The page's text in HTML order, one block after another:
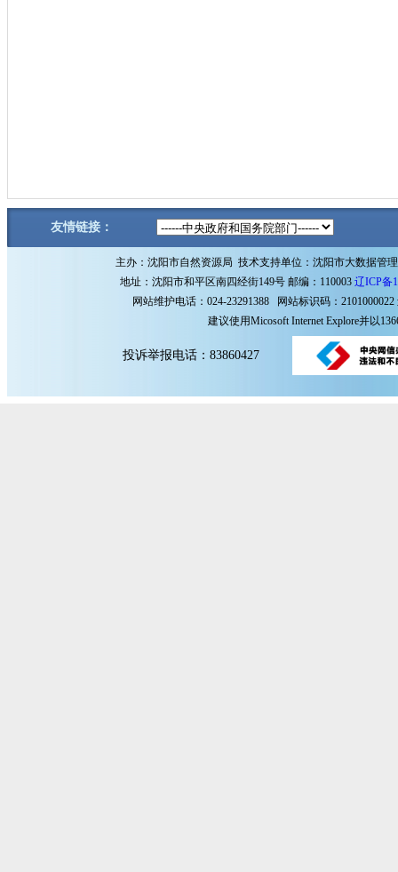
友情链接：
主办：沈阳市自然资源局 技术支持单位：沈阳市大数据管
地址：沈阳市和平区南四经街149号 邮编：110003 辽ICP备
网站维护电话：024-23291388 网站标识码：2101000022
建议使用Micosoft Internet Explore并以
投诉举报电话：83860427